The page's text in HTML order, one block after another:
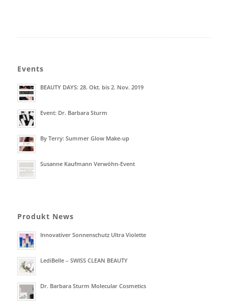
Events
BEAUTY DAYS: 28. Okt. bis 2. Nov. 2019
Event: Dr. Barbara Sturm
By Terry: Summer Glow Make-up
Susanne Kaufmann Verwöhn-Event
Produkt News
Innovativer Sonnenschutz Ultra Violette
LediBelle – SWISS CLEAN BEAUTY
Dr. Barbara Sturm Molecular Cosmetics